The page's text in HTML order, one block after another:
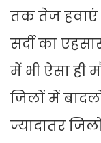
तक तेज हवाएं
सर्दी का
में भी ऐसा ही
जिलों में
ज्यादातर